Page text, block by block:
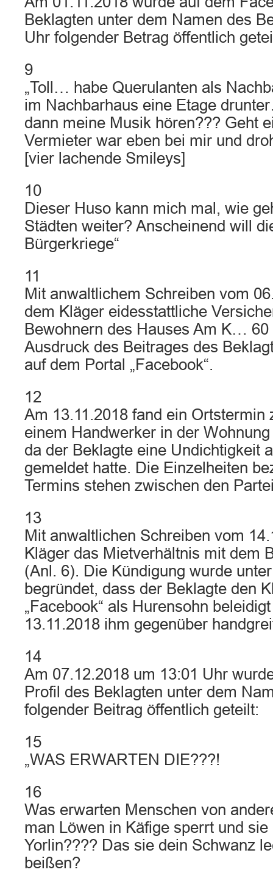
Beklagten unter dem Namen des
Uhr folgender Betrag öffentlich
9
„Toll… habe Querulanten als
im Nachbarhaus eine Etage
dann meine Musik hören??? Geht
Vermieter war eben bei mir und
[vier lachende Smileys]
10
Dieser Huso kann mich mal, wie
Städten weiter? Anscheinend will
Bürgerkriege“
11
Mit anwaltlichem Schreiben vom
dem Kläger eidesstattliche
Bewohnern des Hauses Am K…
Ausdruck des Beitrages des
auf dem Portal „Facebook“.
12
Am 13.11.2018 fand ein Ortstermin
einem Handwerker in der
da der Beklagte eine Undichtigkeit
gemeldet hatte. Die Einzelheiten
Termins stehen zwischen den
13
Mit anwaltlichen Schreiben vom
Kläger das Mietverhältnis mit dem
(Anl. 6). Die Kündigung wurde
begründet, dass der Beklagte den
„Facebook“ als Hurensohn
13.11.2018 ihm gegenüber
14
Am 07.12.2018 um 13:01 Uhr
Profil des Beklagten unter dem
folgender Beitrag öffentlich geteilt:
15
„WAS ERWARTEN DIE???!
16
Was erwarten Menschen von
man Löwen in Käfige sperrt und sie
Yorlin???? Das sie dein Schwanz
beißen?